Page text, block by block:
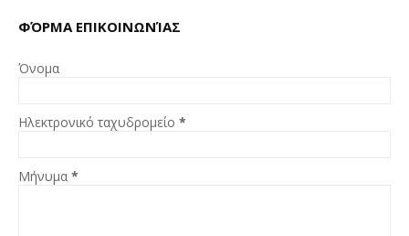
ΦΌΡΜΑ ΕΠΙΚΟΙΝΩΝΊΑΣ
Όνομα
Ηλεκτρονικό ταχυδρομείο *
Μήνυμα *